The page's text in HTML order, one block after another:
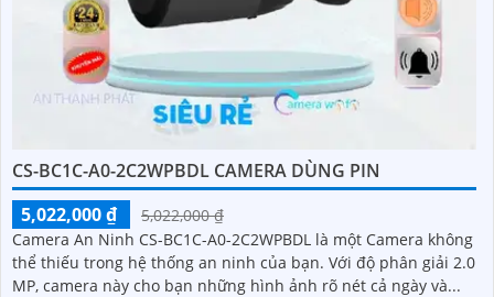
CS-BC1C-A0-2C2WPBDL CAMERA DÙNG PIN
5,022,000 ₫
5,022,000 ₫
Camera An Ninh CS-BC1C-A0-2C2WPBDL là một Camera không
thể thiếu trong hệ thống an ninh của bạn. Với độ phân giải 2.0
MP, camera này cho bạn những hình ảnh rõ nét cả ngày và...